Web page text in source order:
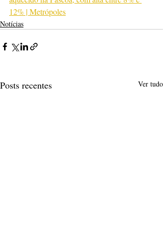
12% | Metrópoles
Notícias
Posts recentes Ver tudo